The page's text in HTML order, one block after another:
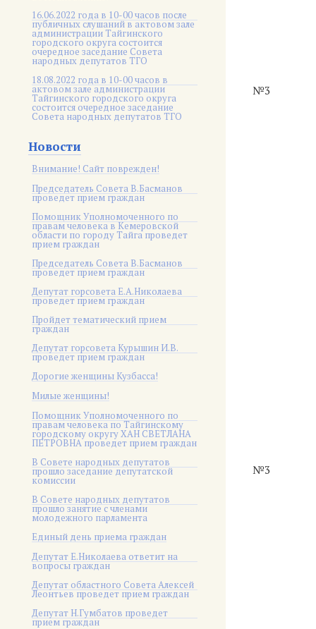
16.06.2022 года в 10-00 часов после
публичных слушаний в актовом зале
администрации Тайгинского
городского округа состоится
очередное заседание Совета
народных депутатов ТГО
18.08.2022 года в 10-00 часов в
актовом зале администрации
Тайгинского городского округа
состоится очередное заседание
Совета народных депутатов ТГО
Новости
Внимание! Сайт поврежден!
Председатель Совета В.Басманов
проведет прием граждан
Помощник Уполномоченного по
правам человека в Кемеровской
области по городу Тайга проведет
прием граждан
Председатель Совета В.Басманов
проведет прием граждан
Депутат горсовета Е.А.Николаева
проведет прием граждан
Пройдет тематический прием
граждан
Депутат горсовета Курышин И.В.
проведет прием граждан
Дорогие женщины Кузбасса!
Милые женщины!
Помощник Уполномоченного по
правам человека по Тайгинскому
городскому округу ХАН СВЕТЛАНА
ПЕТРОВНА проведет прием граждан
В Совете народных депутатов
прошло заседание депутатской
комиссии
В Совете народных депутатов
прошло занятие с членами
молодежного парламента
Единый день приема граждан
Депутат Е.Николаева ответит на
вопросы граждан
Депутат областного Совета Алексей
Леонтьев проведет прием граждан
Депутат Н.Гумбатов проведет
прием граждан
№3
№3